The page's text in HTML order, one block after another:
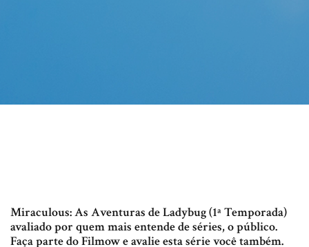
Miraculous: As Aventuras de Ladybug (1ª Temporada)
avaliado por quem mais entende de séries, o público.
Faça parte do Filmow e avalie esta série você também.